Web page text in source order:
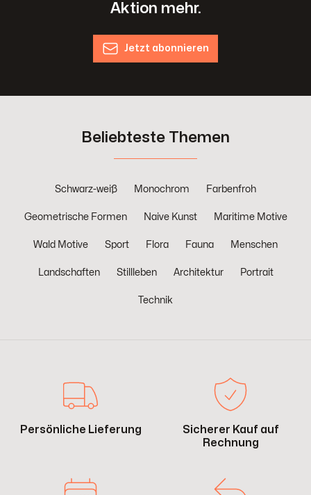
Aktion mehr.
Jetzt abonnieren
Beliebteste Themen
Schwarz-weiß Monochrom Farbenfroh
Geometrische Formen Naive Kunst Maritime Motive
Wald Motive Sport Flora Fauna Menschen
Landschaften Stillleben Architektur Portrait
Technik
Persönliche Lieferung
Sicherer Kauf auf
Rechnung